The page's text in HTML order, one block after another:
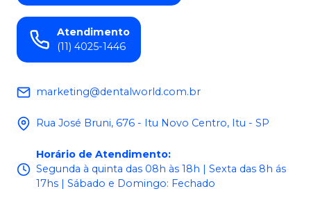
Atendimento
(11) 4025-1446
marketing@dentalworld.com.br
Rua José Bruni, 676 - Itu Novo Centro, Itu - SP
Horário de Atendimento:
Segunda à quinta das 08h às 18h | Sexta das 8h ás
17hs | Sábado e Domingo: Fechado